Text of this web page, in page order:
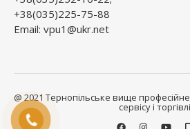
+38(035)225-75-88
Email: vpu1@ukr.net
@ 2021 Тернопільське вище
сервісу і торгівлі